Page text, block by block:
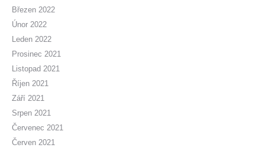
Březen 2022
Únor 2022
Leden 2022
Prosinec 2021
Listopad 2021
Říjen 2021
Září 2021
Srpen 2021
Červenec 2021
Červen 2021